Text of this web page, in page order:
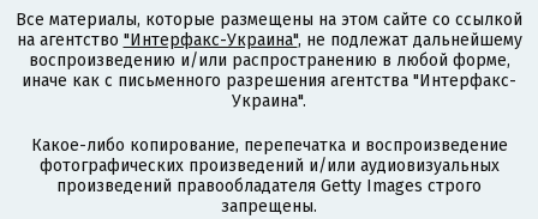
Все материалы, которые размещены на этом сайте со ссылкой
на агентство "Интерфакс-Украина", не подлежат дальнейшему
воспроизведению и/или распространению в любой форме,
иначе как с письменного разрешения агентства "Интерфакс-
Украина".
Какое-либо копирование, перепечатка и воспроизведение
фотографических произведений и/или аудиовизуальных
произведений правообладателя Getty Images строго
запрещены.